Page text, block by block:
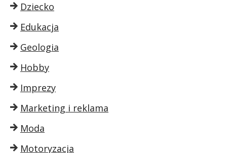
Dziecko
Edukacja
Geologia
Hobby
Imprezy
Marketing i reklama
Moda
Motoryzacja